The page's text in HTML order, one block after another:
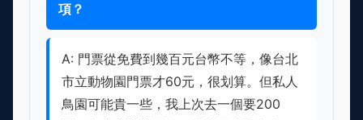
項？
A: 門票從免費到幾百元台幣不等，像台北
市立動物園門票才60元，很划算。但私人
鳥園可能貴一些，我上次去一個要200